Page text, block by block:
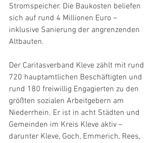
Stromspeicher. Die Baukosten beliefen
sich auf rund 4 Millionen Euro –
inklusive Sanierung der angrenzenden
Altbauten.
Der Caritasverband Kleve zählt mit rund
720 hauptamtlichen Beschäftigten und
rund 180 freiwillig Engagierten zu den
größten sozialen Arbeitgebern am
Niederrhein. Er ist in acht Städten und
Gemeinden im Kreis Kleve aktiv –
darunter Kleve, Goch, Emmerich, Rees,